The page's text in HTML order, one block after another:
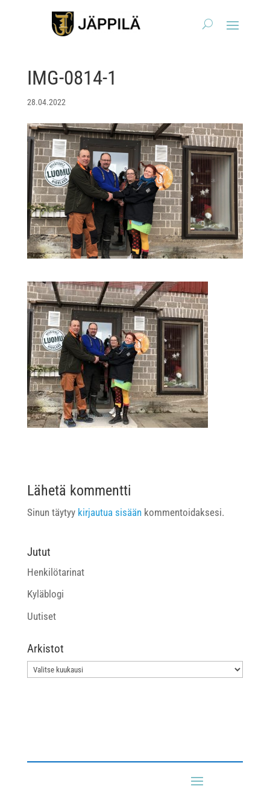
IMG-0814-1
28.04.2022
Lähetä kommentti
Sinun täytyy kirjautua sisäänkommentoidaksesi.
Jutut
Henkilötarinat
Kyläblogi
Uutiset
Arkistot
Arkistot